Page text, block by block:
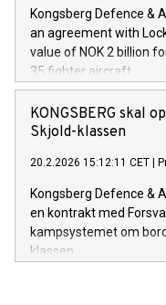
Kongsberg Defence &
an agreement with
value of NOK 2 billion
35 fighter aircraft.
KONGSBERG skal
Skjold-klassen
20.2.2026 15:12:11 CET |
Kongsberg Defence &
en kontrakt med
kampsystemet om
klassen.